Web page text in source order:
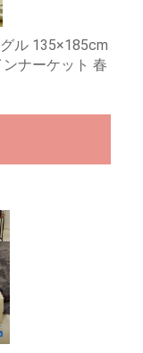
ル 135×185cm
ナーケット 春